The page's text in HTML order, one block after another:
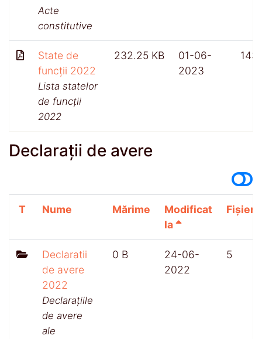
Acte
constitutive
State de
funcții 2022
Lista statelor
de funcții
2022
232.25 KB
01-06-
2023
Declarații de avere
T Nume Mărime
Modificat
la
Fișiere
Declaratii
de avere
2022
Declarațiile
de avere
ale
0 B
24-06-
2022
5